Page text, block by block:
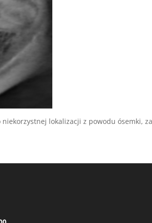
lokalizacji z powodu ósemki,